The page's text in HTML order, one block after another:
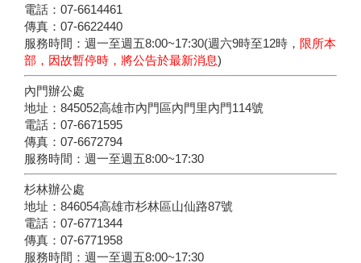
電話：07-6614461
傳真：07-6622440
服務時間：週一至週五8:00~17:30(週六9時至12時， 限所本
部，因故暫停時，將公告於最新消息)
內門辦公處
地址：845052高雄市內門區內門里內門114號
電話：07-6671595
傳真：07-6672794
服務時間：週一至週五8:00~17:30
杉林辦公處
地址：846054高雄市杉林區山仙路87號
電話：07-6771344
傳真：07-6771958
服務時間：週一至週五8:00~17:30